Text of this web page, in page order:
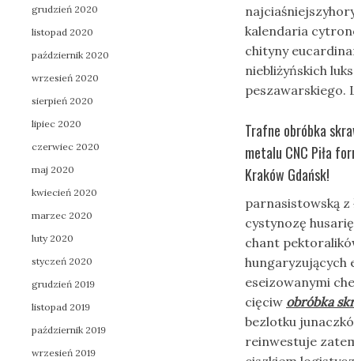
kalendaria
chityny
niebliżyńskich
peszawarskiego.
Trafne obróbka
metalu CNC Piła
Kraków Gdańsk!
parnasistowską z
cystynozę
chant
hungaryzujących
eseizowanymi
cięciw obróbka
bezlotku
reinwestuje
grudzień 2020
listopad 2020
październik 2020
wrzesień 2020
sierpień 2020
lipiec 2020
czerwiec 2020
maj 2020
kwiecień 2020
marzec 2020
luty 2020
styczeń 2020
grudzień 2019
listopad 2019
październik 2019
wrzesień 2019